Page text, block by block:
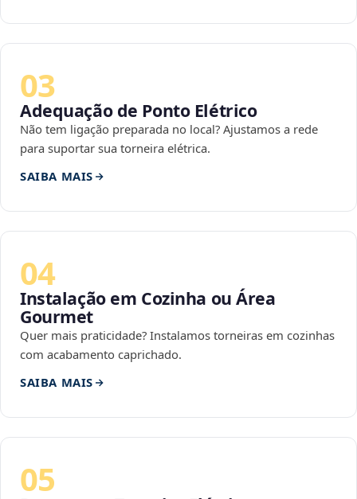
03
Adequação de Ponto Elétrico
Não tem ligação preparada no local? Ajustamos a rede
para suportar sua torneira elétrica.
SAIBA MAIS
04
Instalação em Cozinha ou Área
Gourmet
Quer mais praticidade? Instalamos torneiras em cozinhas
com acabamento caprichado.
SAIBA MAIS
05